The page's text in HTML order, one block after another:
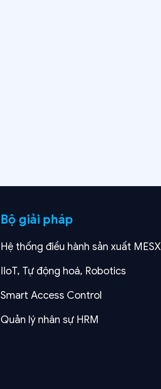
Bộ giải pháp
Hệ thống điều hành sản xuất MESX
IIoT, Tự động hoá, Robotics
Smart Access Control
Quản lý nhân sự HRM